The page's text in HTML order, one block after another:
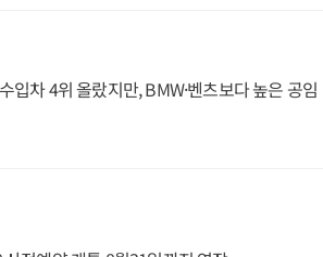
입차 4위 올랐지만, BMW·벤츠보다 높은 공임